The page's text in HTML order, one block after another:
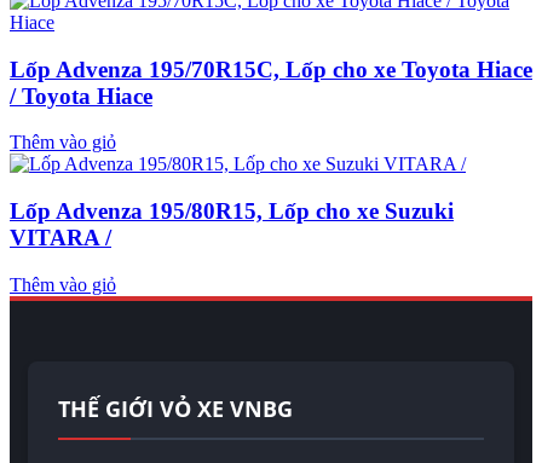
Lốp Advenza 195/70R15C, Lốp cho xe Toyota Hiace
/ Toyota Hiace
Thêm vào giỏ
Lốp Advenza 195/80R15, Lốp cho xe Suzuki
VITARA /
Thêm vào giỏ
THẾ GIỚI VỎ XE VNBG